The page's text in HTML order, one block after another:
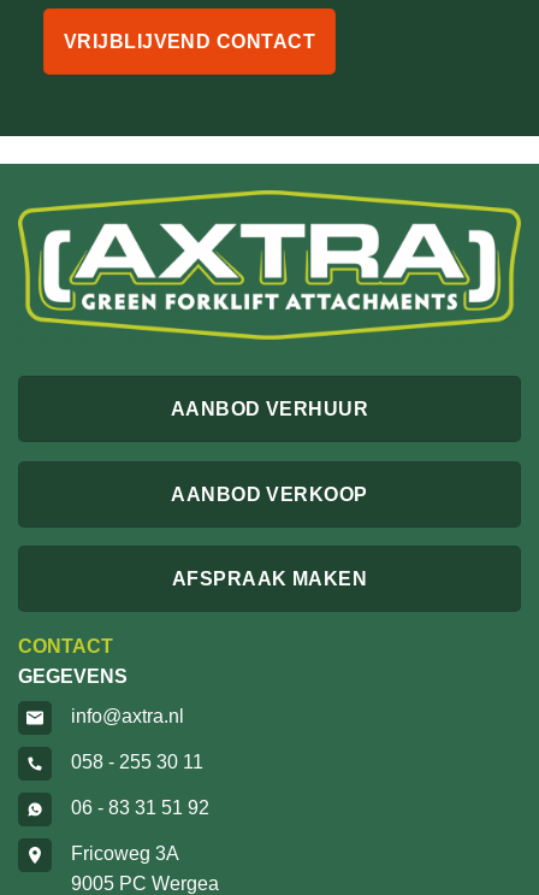
VRIJBLIJVEND CONTACT
AANBOD VERHUUR
AANBOD VERKOOP
AFSPRAAK MAKEN
CONTACT
GEGEVENS
info@axtra.nl
058 - 255 30 11
06 - 83 31 51 92
Fricoweg 3A
9005 PC Wergea